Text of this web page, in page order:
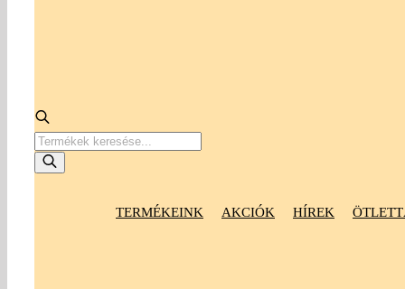
Products
search
TERMÉKEINK AKCIÓK HÍREK